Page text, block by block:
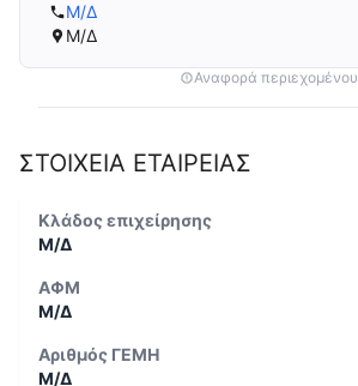
Μ/Δ
Μ/Δ
Αναφορά περιεχομένου
ΣΤΟΙΧΕΙΑ ΕΤΑΙΡΕΙΑΣ
Κλάδος επιχείρησης
Μ/Δ
ΑΦΜ
Μ/Δ
Αριθμός ΓΕΜΗ
Μ/Δ